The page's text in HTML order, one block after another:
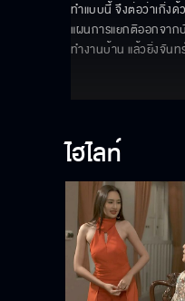
ทำแบบนี้ จึงต่อว่าเกิ่งด้
แผนการแยกติออกจาก
ทำงานบ้าน แล้วยิ่งจันท
ไฮไลท์